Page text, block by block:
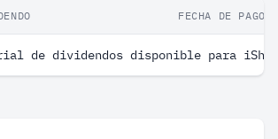
FECHA DE PAGO
de dividendos disponible para iShares